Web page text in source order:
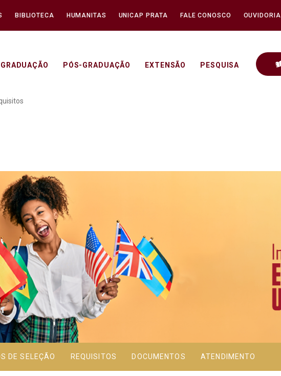
BIBLIOTECA HUMANITAS UNICAP PRATA FALE CONOSCO OUVIDORIA
GRADUAÇÃO PÓS-GRADUAÇÃO EXTENSÃO PESQUISA
| Requisitos - Unicap
DE SELEÇÃO REQUISITOS DOCUMENTOS ATENDIMENTO